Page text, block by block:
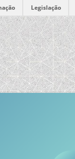
Legislação